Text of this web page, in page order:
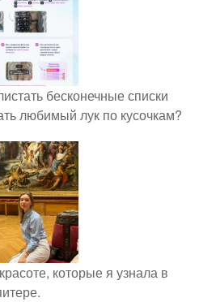
бесконечные списки
любимый лук по кусочкам?
которые я узнала в